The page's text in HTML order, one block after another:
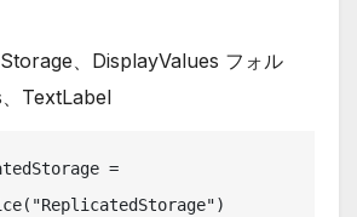
、DisplayValues フォル
TextLabel
=